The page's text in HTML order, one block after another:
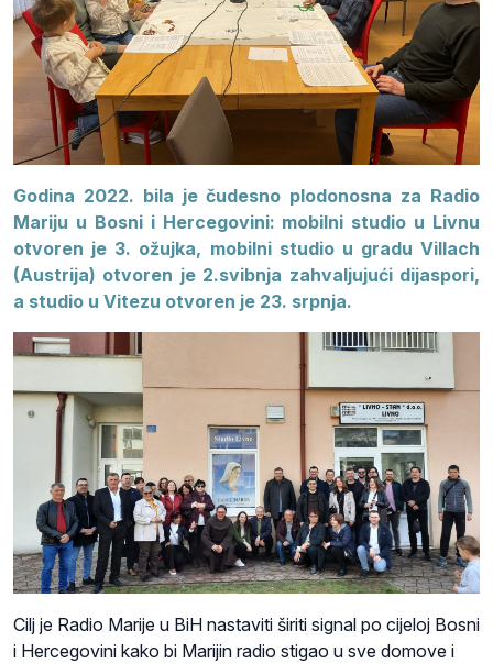
Godina 2022. bila je čudesno plodonosna za Radio
Mariju u Bosni i Hercegovini: mobilni studio u Livnu
otvoren je 3. ožujka, mobilni studio u gradu Villach
(Austrija) otvoren je 2.svibnja zahvaljujući dijaspori,
a studio u Vitezu otvoren je 23. srpnja.
Cilj je Radio Marije u BiH nastaviti širiti signal po cijeloj Bosni
i Hercegovini kako bi Marijin radio stigao u sve domove i